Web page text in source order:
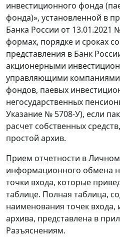
инвестиционного фонда
фонда)», установленной в
Банка России от
формах, порядке и сроках
представления в Банк
акционерными
управляющими
фондов, паевых
негосударственных
Указание № 5708-У), если
расчет собственных
простой архив.
Прием отчетности в Личном
информационного обмена
точки входа, которые
таблице. Полная таблица,
наименования точек входа,
архива, представлена в
Разъяснениям.